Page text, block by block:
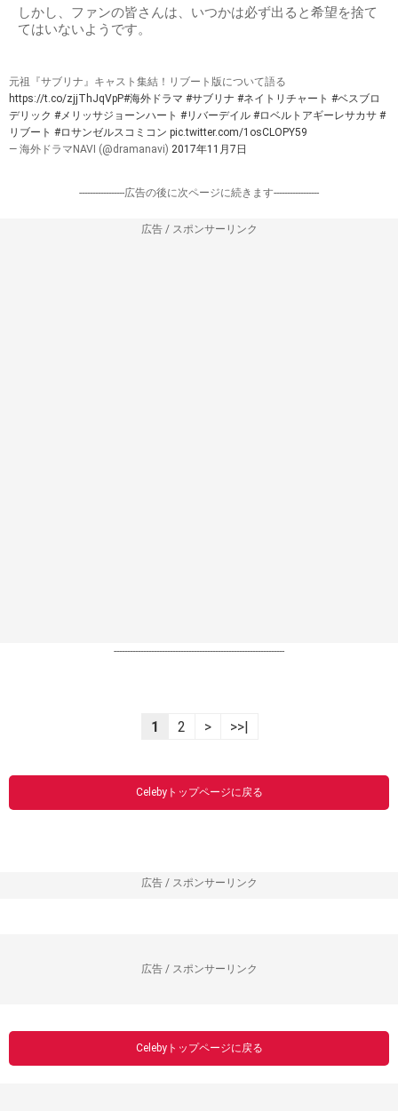
しかし、ファンの皆さんは、いつかは必ず出ると希望を捨て
てはいないようです。
元祖『サブリナ』キャスト集結！リブート版について語る
https://t.co/zjjThJqVpP#海外ドラマ #サブリナ #ネイトリチャート #ベスブロ
デリック #メリッサジョーンハート #リバーデイル #ロベルトアギーレサカサ #
リブート #ロサンゼルスコミコン pic.twitter.com/1osCLOPY59
— 海外ドラマNAVI (@dramanavi) 2017年11月7日
-----------------広告の後に次ページに続きます-----------------
広告 / スポンサーリンク
----------------------------------------------------------------
1 2 > >>|
Celebyトップページに戻る
広告 / スポンサーリンク
広告 / スポンサーリンク
Celebyトップページに戻る